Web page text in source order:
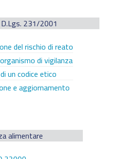
231/2001
del rischio di reato
di vigilanza
un codice etico
e aggiornamento
alimentare